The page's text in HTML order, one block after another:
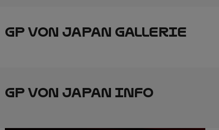
GP VON JAPAN GALLERIE
GP VON JAPAN INFO